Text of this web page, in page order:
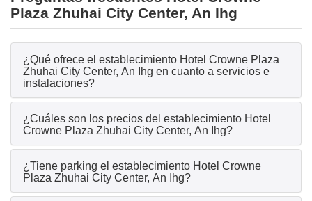
Plaza Zhuhai City Center, An Ihg
¿Qué ofrece el establecimiento Hotel Crowne Plaza
Zhuhai City Center, An Ihg en cuanto a servicios e
instalaciones?
¿Cuáles son los precios del establecimiento Hotel
Crowne Plaza Zhuhai City Center, An Ihg?
¿Tiene parking el establecimiento Hotel Crowne
Plaza Zhuhai City Center, An Ihg?